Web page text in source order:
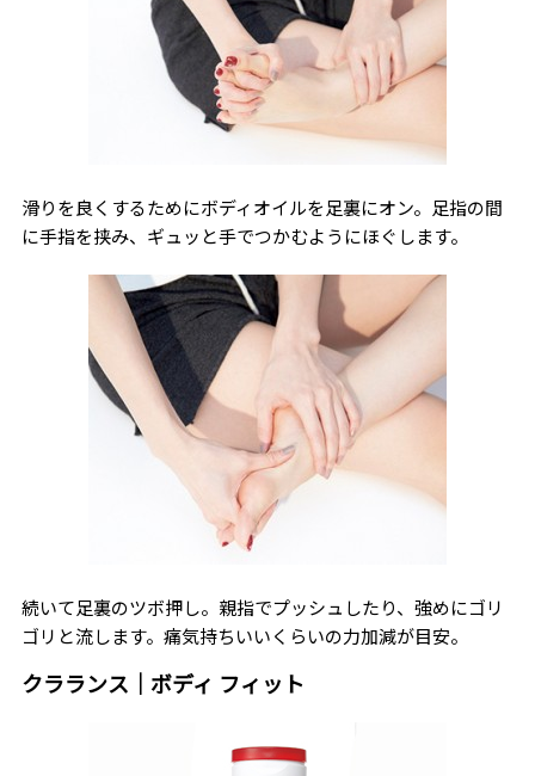
滑りを良くするためにボディオイルを足裏にオン。足指の間
に手指を挟み、ギュッと手でつかむようにほぐします。
続いて足裏のツボ押し。親指でプッシュしたり、強めにゴリ
ゴリと流します。痛気持ちいいくらいの力加減が目安。
クラランス｜ボディ フィット